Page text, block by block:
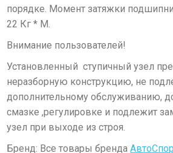
порядке. Момент затяжки
22 Кг * М.
Внимание пользователей!
Установленный ступичный узел
неразборную конструкцию, не
дополнительному обслуживанию,
смазке ,регулировке и подлежит
узел при выходе из строя.
Бренд: Все товары бренда